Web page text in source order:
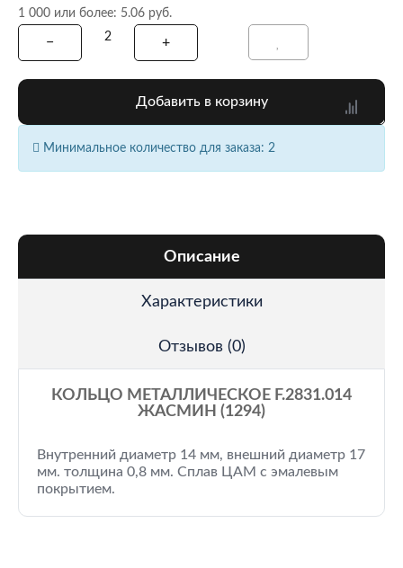
1 000 или более: 5.06 руб.
Добавить в корзину
Минимальное количество для заказа: 2
Описание
Характеристики
Отзывов (0)
КОЛЬЦО МЕТАЛЛИЧЕСКОЕ F.2831.014
ЖАСМИН (1294)
Внутренний диаметр 14 мм, внешний диаметр 17
мм. толщина 0,8 мм. Сплав ЦАМ с эмалевым
покрытием.